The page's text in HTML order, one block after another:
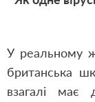
У реальному
британська
взагалі має